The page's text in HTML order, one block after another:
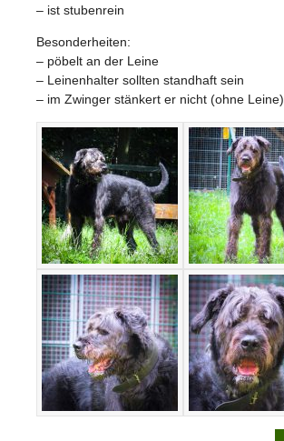
– ist stubenrein
Besonderheiten:
– pöbelt an der Leine
– Leinenhalter sollten standhaft sein
– im Zwinger stänkert er nicht (ohne Leine)